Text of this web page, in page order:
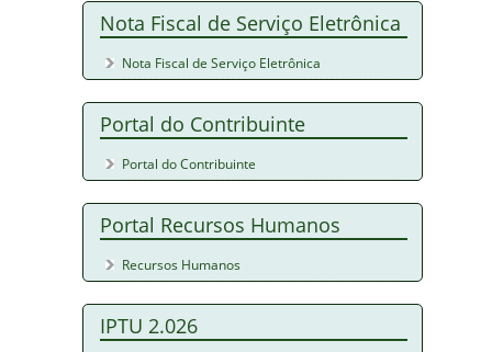
Nota Fiscal de Serviço Eletrônica
Nota Fiscal de Serviço Eletrônica
Portal do Contribuinte
Portal do Contribuinte
Portal Recursos Humanos
Recursos Humanos
IPTU 2.026